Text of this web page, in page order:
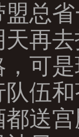
总
再
可
伍
送